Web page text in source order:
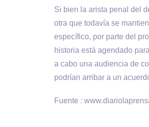
Si bien la arista penal del
otra que todavía se
específico, por parte del
historia está agendado
a cabo una audiencia de
podrían arribar a un
Fuente :